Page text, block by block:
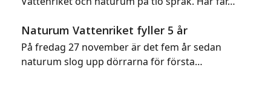
Naturum Vattenriket fyller 5 år
På fredag 27 november är det fem år sedan
naturum slog upp dörrarna för första…